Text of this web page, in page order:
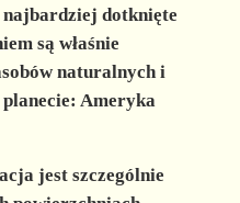
najbardziej dotknięte
są właśnie
naturalnych i
Ameryka
jest szczególnie